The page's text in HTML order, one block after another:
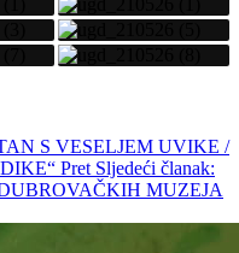
S VESELJEM UVIKE /
Pret Sljedeći članak:
MUZEJA